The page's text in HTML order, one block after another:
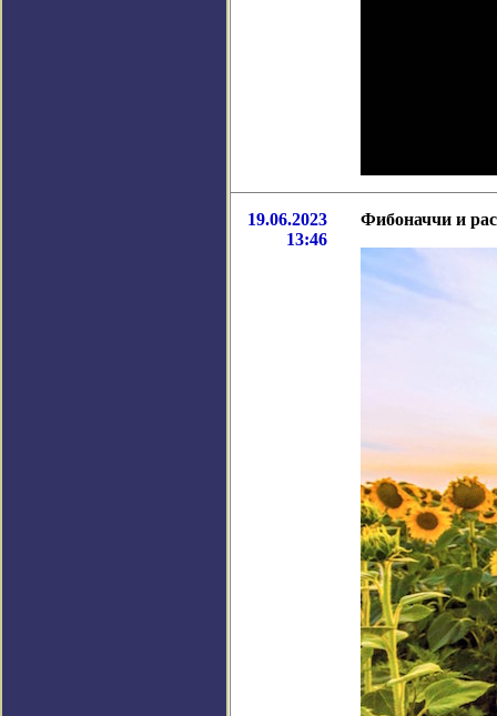
19.06.2023
13:46
Фибоначчи и